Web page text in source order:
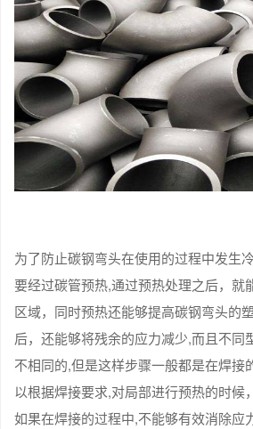
为了防止碳钢弯头在使用的过程中发生
要经过碳管预热,通过预热处理之后，就
区域，同时预热还能够提高碳钢弯头的
后，还能够将残余的应力减少,而且不同
不相同的,但是这样步骤一般都是在焊接
以根据焊接要求,对局部进行预热的时候
如果在焊接的过程中,不能够有效消除应